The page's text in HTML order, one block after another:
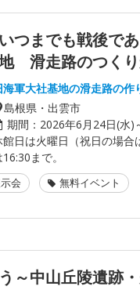
つまでも戦後で
滑走路のつくり
海軍大社基地の滑走路の作
島根県・出雲市
期間： 2026年6月24日(水
館日は火曜日（祝日の場合
16:30まで。
会 無料イベント
～中山丘陵遺跡